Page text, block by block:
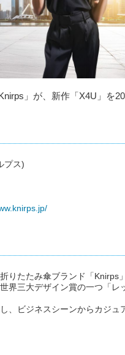
」が、新作「X4U」を
プス)
りたたみ傘ブランド「Knirps
界三大デザイン賞の一つ「
、ビジネスシーンからカジュ